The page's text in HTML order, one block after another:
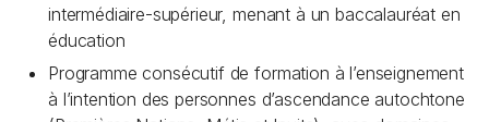
intermédiaire-supérieur, menant à un baccalauréat en
éducation
Programme consécutif de formation à l’enseignement
à l’intention des personnes d’ascendance autochtone